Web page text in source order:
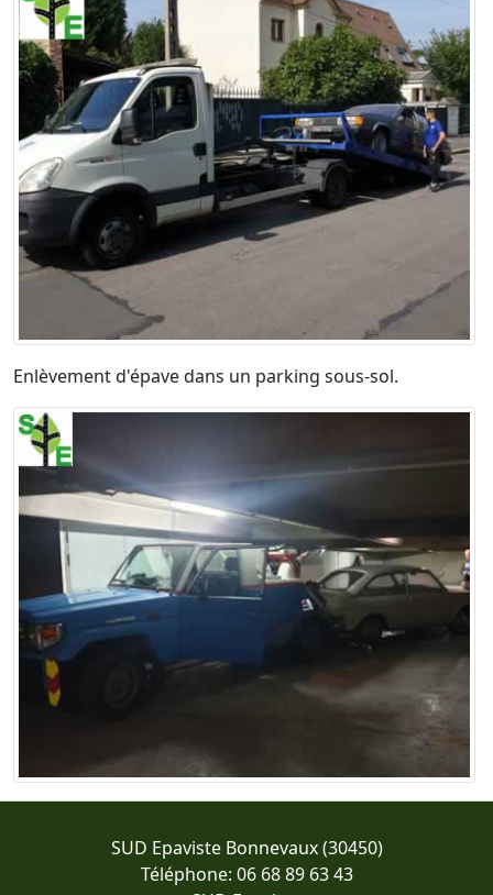
Enlèvement d'épave dans un parking sous-sol.
SUD Epaviste Bonnevaux (30450)
Téléphone: 06 68 89 63 43